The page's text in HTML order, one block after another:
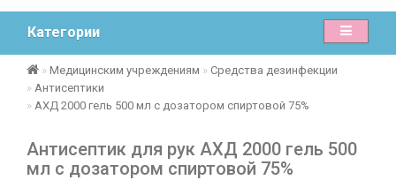
Категории
Медицинским учреждениям
Средства дезинфекции
Антисептики
АХД 2000 гель 500 мл с дозатором спиртовой 75%
Антисептик для рук АХД 2000 гель 500
мл с дозатором спиртовой 75%